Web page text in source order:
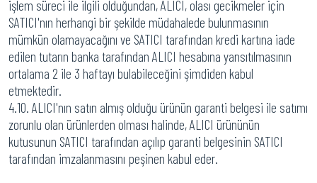
işlem süreci ile ilgili olduğundan, ALICI, olası gecikmeler için
SATICI'nın herhangi bir şekilde müdahalede bulunmasının
mümkün olamayacağını ve SATICI tarafından kredi kartına iade
edilen tutarın banka tarafından ALICI hesabına yansıtılmasının
ortalama 2 ile 3 haftayı bulabileceğini şimdiden kabul
etmektedir.
4.10. ALICI'nın satın almış olduğu ürünün garanti belgesi ile satımı
zorunlu olan ürünlerden olması halinde, ALICI ürününün
kutusunun SATICI tarafından açılıp garanti belgesinin SATICI
tarafından imzalanmasını peşinen kabul eder.